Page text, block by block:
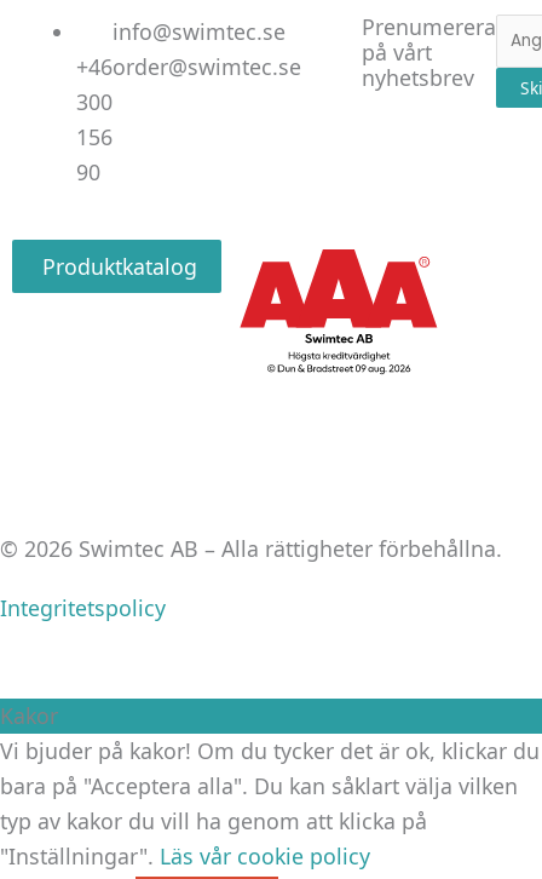
+46
300
156
90
info@swimtec.se
order@swimtec.se
Prenumerera
på vårt
nyhetsbrev
E-
post
Produktkatalog
© 2026 Swimtec AB – Alla rättigheter förbehållna.
Integritetspolicy
Kakor
Vi bjuder på kakor! Om du tycker det är ok, klickar du
bara på "Acceptera alla". Du kan såklart välja vilken
typ av kakor du vill ha genom att klicka på
"Inställningar". Läs vår cookie policy